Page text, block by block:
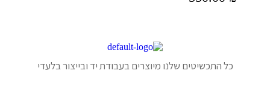
כל התכשיטים שלנו מיוצרים בעבודת יד ובייצור בלעדי